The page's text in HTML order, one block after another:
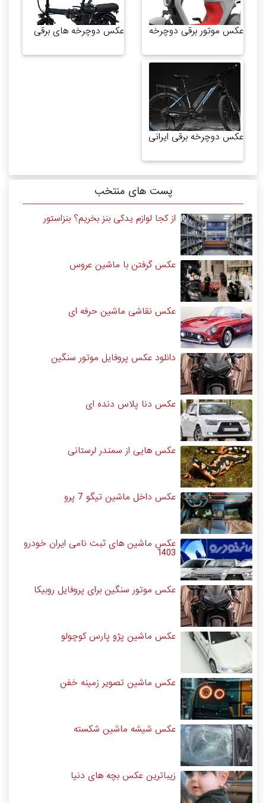
عکس موتور برقی دوچرخه عکس دوچرخه های برقی
عکس دوچرخه برقی ایرانی
پست های منتخب
از کجا لوازم یدکی بنز بخریم؟ بنزاستور
عکس گرفتن با ماشین عروس
عکس نقاشی ماشین حرفه ای
دانلود عکس پروفایل موتور سنگین
عکس دنا پلاس دنده ای
عکس هایی از سمندر لرستانی
عکس داخل ماشین تیگو 7 پرو
عکس ماشین های ثبت نامی ایران خودرو
1403
عکس موتور سنگین برای پروفایل روبیکا
عکس ماشین پژو پارس کوچولو
عکس ماشین تصویر زمینه خفن
عکس شیشه ماشین شکسته
زیباترین عکس بچه های دنیا